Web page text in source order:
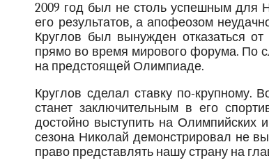
2009 год был не столь успешным для
его результатов, а апофеозом
Круглов был вынужден отказаться
прямо во время мирового форума. По
на предстоящей Олимпиаде.
Круглов сделал ставку по-крупному.
станет заключительным в его
достойно выступить на Олимпийских
сезона Николай демонстрировал не
право представлять нашу страну на